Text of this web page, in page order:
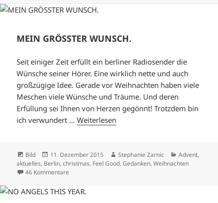
MEIN GRÖSSTER WUNSCH.
Seit einiger Zeit erfüllt ein berliner Radiosender die
Wünsche seiner Hörer. Eine wirklich nette und auch
großzügige Idee. Gerade vor Weihnachten haben viele
Meschen viele Wünsche und Träume. Und deren
Erfüllung sei Ihnen von Herzen gegönnt! Trotzdem bin
ich verwundert …Weiterlesen
Format
Bild
Veröffentlicht
am
11. Dezember 2015 Autor
Stephanie Zarnic Kategorien
Advent,
aktuelles, Berlin,christmas, Feel Good,Gedanken,Weihnachten
46 Kommentare